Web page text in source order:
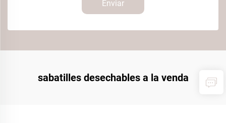
Enviar
sabatilles desechables a la venda